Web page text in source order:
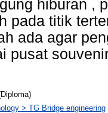
hiburan ,
pada titik
ada agar
pusat
> TG Bridge engineering